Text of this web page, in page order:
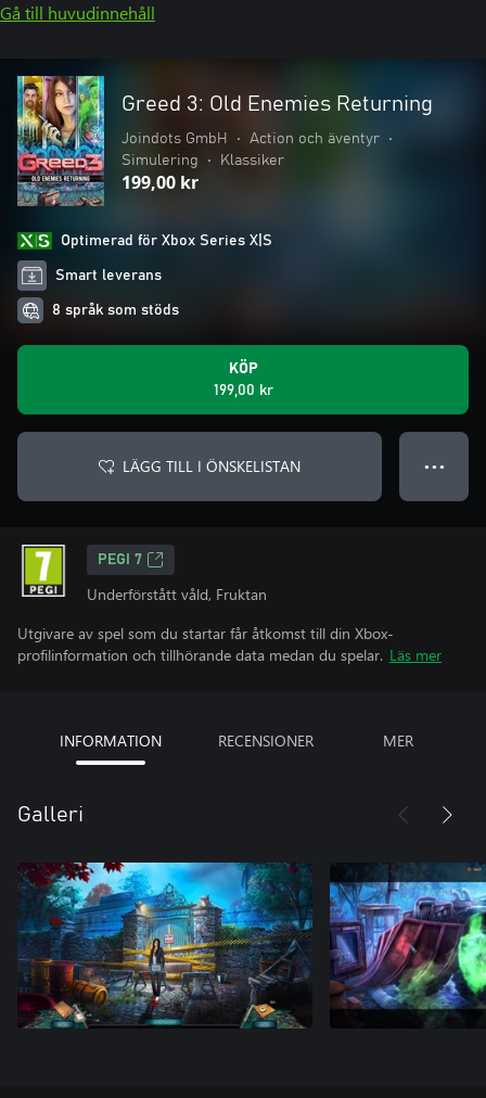
Gå till huvudinnehåll
Greed 3: Old Enemies Returning
Joindots GmbH • Action och äventyr
•
Simulering
• Klassiker
199,00 kr
Optimerad för Xbox Series X|S
Smart leverans
8 språk som stöds
KÖP
199,00 kr
LÄGG TILL I ÖNSKELISTAN ● ● ●
PEGI 7
Underförstått våld, Fruktan
Utgivare av spel som du startar får åtkomst till din Xbox-
profilinformation och tillhörande data medan du spelar. Läs mer
INFORMATION RECENSIONER MER
Galleri